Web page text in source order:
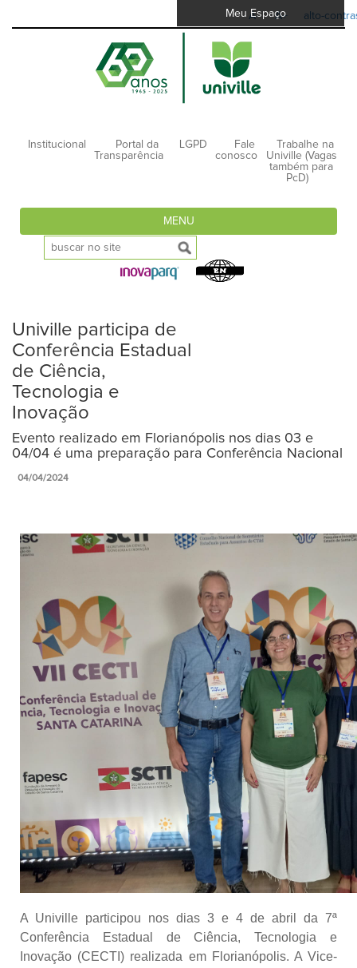
A- A+ alto-
Meu Espaço
Institucional
Portal da
Transparência
LGPD
Fale
conosco
Trabalhe na
Univille (Vagas
também para
PcD)
MENU
Univille participa de
Conferência Estadual
de Ciência,
Tecnologia e
Inovação
Evento realizado em Florianópolis nos dias 03 e
04/04 é uma preparação para Conferência Nacional
04/04/2024
A Univille participou nos dias 3 e 4 de abril da 7ª
Conferência Estadual de Ciência, Tecnologia e
Inovação (CECTI) realizada em Florianópolis. A Vice-